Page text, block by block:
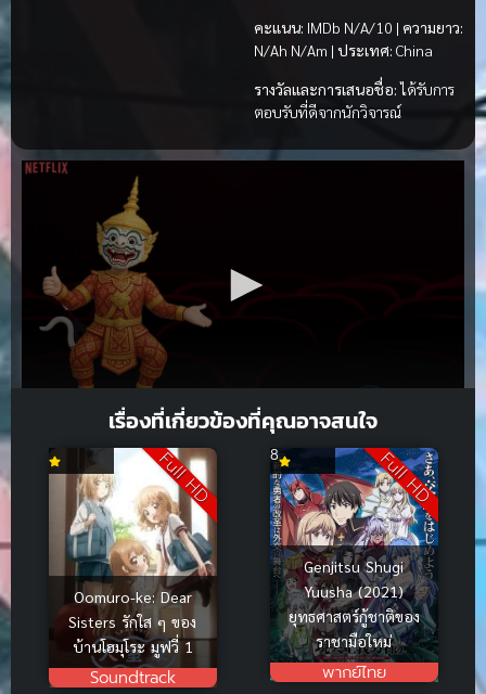
คะแนน: IMDb N/A/10 | ความยาว:
N/Ah N/Am | ประเทศ: China
รางวัลและการเสนอชื่อ:ได้รับการ
ตอบรับที่ดีจากนักวิจารณ์
เรื่องที่เกี่ยวข้องที่คุณอาจสนใจ
Full HD
Oomuro-ke: Dear
Sisters รักใส ๆ ของ
บ้านโฮมุโระ มูฟวี่ 1
Soundtrack
Full HD
Genjitsu Shugi
Yuusha (2021)
ยุทธศาสตร์กู้ชาติของ
ราชามือใหม่
พากย์ไทย
8